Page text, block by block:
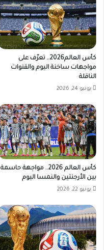
كأس العالم2026.. تعرّف على
مواجهات ساخنة اليوم والقنوات
الناقلة
يونيو 24, 2026
كأس العالم 2026.. مواجهة حاسمة
بين الأرجنتين والنمسا اليوم
يونيو 22, 2026